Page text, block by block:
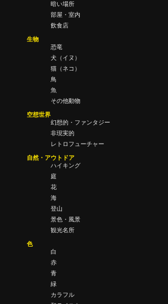
暗い場所
部屋・室内
飲食店
生物
恐竜
犬（イヌ）
猫（ネコ）
鳥
魚
その他動物
空想世界
幻想的・ファンタジー
非現実的
レトロフューチャー
自然・アウトドア
ハイキング
庭
花
海
登山
景色・風景
観光名所
色
白
赤
青
緑
カラフル